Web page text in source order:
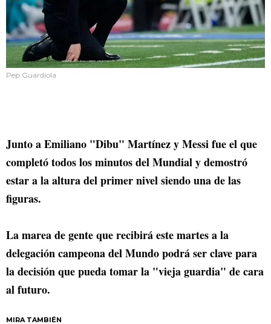
Pep Guardiola
Junto a Emiliano "Dibu" Martínez y Messi fue el que
completó todos los minutos del Mundial y demostró
estar a la altura del primer nivel siendo una de las
figuras.
La marea de gente que recibirá este martes a la
delegación campeona del Mundo podrá ser clave para
la decisión que pueda tomar la "vieja guardia" de cara
al futuro.
MIRA TAMBIÉN